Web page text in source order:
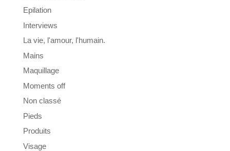
Epilation
Interviews
La vie, l'amour, l'humain.
Mains
Maquillage
Moments off
Non classé
Pieds
Produits
Visage